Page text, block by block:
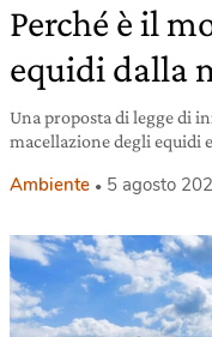
Perché è il
equidi dalla
Una proposta di legge di
macellazione degli equidi
Ambiente 5 agosto